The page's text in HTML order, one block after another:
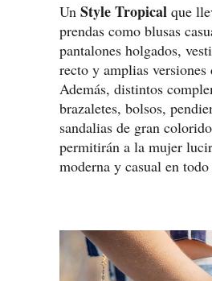
Un Style Tropical que
prendas como blusas
pantalones holgados,
recto y amplias versiones
Además, distintos
brazaletes, bolsos,
sandalias de gran
permitirán a la mujer
moderna y casual en